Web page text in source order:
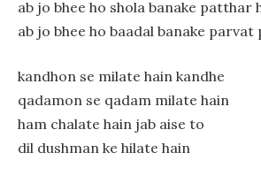
ab jo bhee ho shola banake patthar
ab jo bhee ho baadal banake parvat
kandhon se milate hain kandhe
qadamon se qadam milate hain
ham chalate hain jab aise to
dil dushman ke hilate hain